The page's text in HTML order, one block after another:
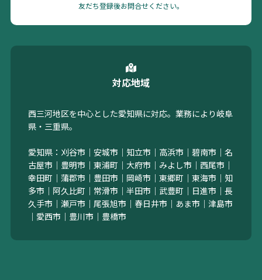
友だち登録後お問合せください。
対応地域
西三河地区を中心とした愛知県に対応。業務により岐阜
県・三重県。
愛知県：刈谷市｜安城市｜知立市｜高浜市｜碧南市｜名
古屋市｜豊明市｜東浦町｜大府市｜みよし市｜西尾市｜
幸田町｜蒲郡市｜豊田市｜岡崎市｜東郷町｜東海市｜知
多市｜阿久比町｜常滑市｜半田市｜武豊町｜日進市｜長
久手市｜瀬戸市｜尾張旭市｜春日井市｜あま市｜津島市
｜愛西市｜豊川市｜豊橋市